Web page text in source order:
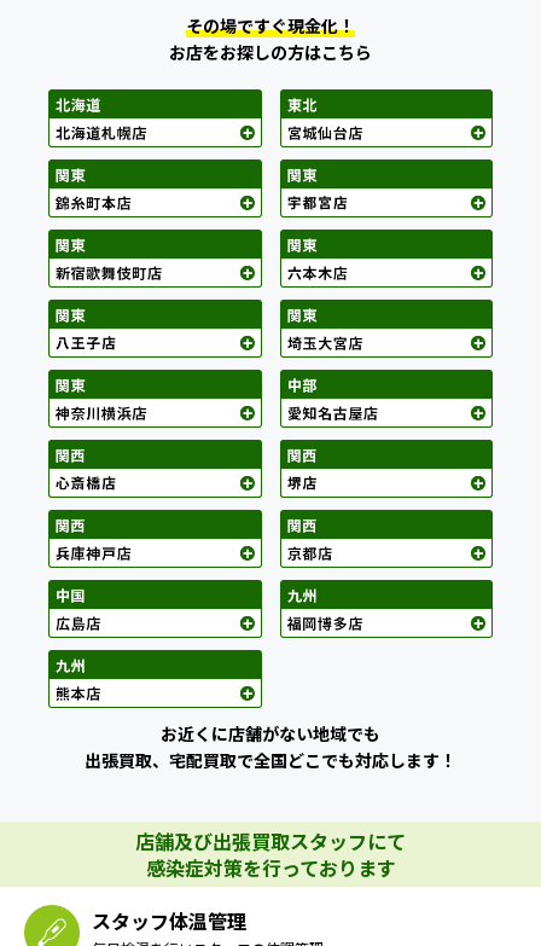
その場ですぐ現金化！
お店をお探しの方はこちら
お近くに店舗がない地域でも
出張買取、宅配買取で全国どこでも対応します！
店舗及び出張買取スタッフにて
感染症対策を行っております
スタッフ体温管理